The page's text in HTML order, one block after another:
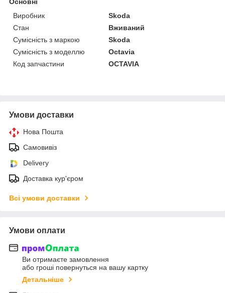
Виробник
Skoda
Стан
Вживаний
Сумісність з маркою
Skoda
Сумісність з моделлю
Octavia
Код запчастини
OCTAVIA
Умови доставки
Нова Пошта
Самовивіз
Delivery
Доставка кур'єром
Всі умови доставки
Умови оплати
Ви отримаєте замовлення
або гроші повернуться на вашу картку
Детальніше